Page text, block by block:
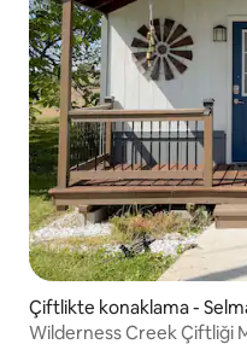
Çiftlikte konaklama -
Wilderness Creek Çiftliği